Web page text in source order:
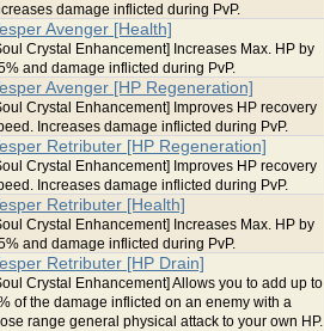
damage inflicted during PvP.
Avenger [Health]
Crystal Enhancement] Increases Max. HP by
and damage inflicted during PvP.
Avenger [HP Regeneration]
Crystal Enhancement] Improves HP recovery
Increases damage inflicted during PvP.
Retributer [HP Regeneration]
Crystal Enhancement] Improves HP recovery
Increases damage inflicted during PvP.
Retributer [Health]
Crystal Enhancement] Increases Max. HP by
and damage inflicted during PvP.
Retributer [HP Drain]
Crystal Enhancement] Allows you to add up to
of the damage inflicted on an enemy with a
range general physical attack to your own HP.